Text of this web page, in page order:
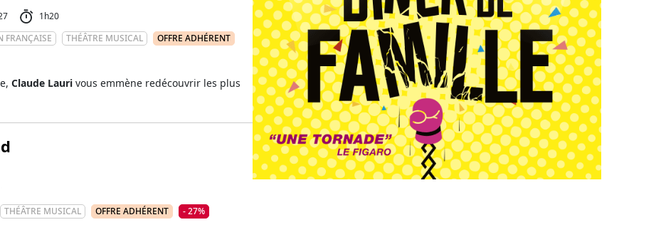
1h20
FRANÇAISE THÉÂTRE MUSICAL
OFFRE ADHÉRENT
Claude Lauri vous emmène redécouvrir les plus
THÉÂTRE MUSICAL OFFRE ADHÉRENT
- 27%